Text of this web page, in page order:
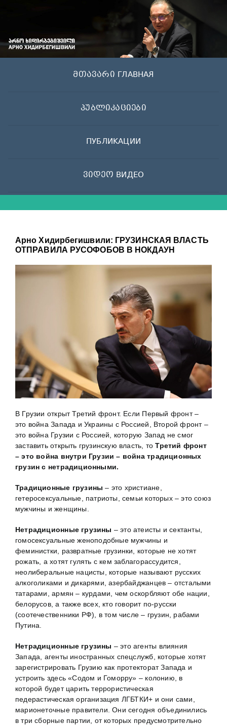
მთავარი ГЛАВНАЯ
პუბლიკაციები
ПУБЛИКАЦИИ
ვიდეო ВИДЕО
Арно Хидирбегишвили: ГРУЗИНСКАЯ ВЛАСТЬ
ОТПРАВИЛА РУСОФОБОВ В НОКДАУН
В Грузии открыт Третий фронт. Если Первый фронт –
это война Запада и Украины с Россией, Второй фронт –
это война Грузии с Россией, которую Запад не смог
заставить открыть грузинскую власть, тоТретий фронт
– это война внутри Грузии – война традиционных
грузин с нетрадиционными.
Традиционные грузины – это христиане,
гетеросексуальные, патриоты, семьи которых – это союз
мужчины и женщины.
Нетрадиционные грузины – это атеисты и сектанты,
гомосексуальные женоподобные мужчины и
феминистки, развратные грузинки, которые не хотят
рожать, а хотят гулять с кем заблагорассудится,
неолиберальные нацисты, которые называют русских
алкоголиками и дикарями, азербайджанцев – отсталыми
татарами, армян – курдами, чем оскорбляют обе нации,
белорусов, а также всех, кто говорит по-русски
(соотечественники РФ), в том числе – грузин, рабами
Путина.
Нетрадиционные грузины – это агенты влияния
Запада, агенты иностранных спецслужб, которые хотят
зарегистрировать Грузию как протекторат Запада и
устроить здесь «Содом и Гоморру» – колонию, в
которой будет царить террористическая
педерастическая организация ЛГБТКИ+ и они сами,
марионеточные правители. Они сегодня объединились
в три сборные партии, от которых предусмотрительно